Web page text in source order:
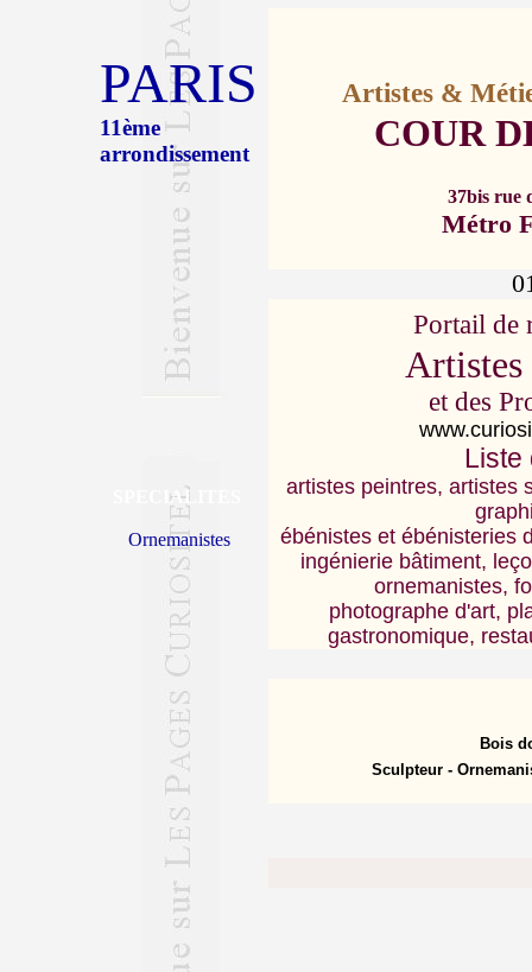
PARIS
11ème
arrondissement
Artistes &
COUR
37bis rue
Métro
SPECIALITES
Ornemanistes
Portail de
et des
Liste
artistes peintres, artistes
ébénistes et ébénisteries
ingénierie bâtiment,
ornemanistes,
photographe d'art,
gastronomique,
Bois
Sculpteur -